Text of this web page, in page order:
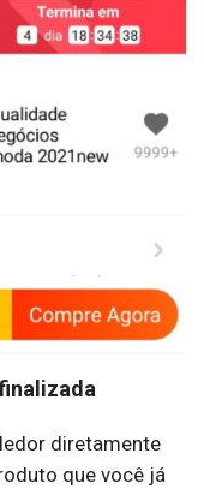
diretamente
que você já